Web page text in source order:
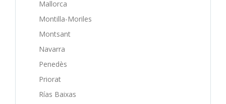
Mallorca
Montilla-Moriles
Montsant
Navarra
Penedès
Priorat
Rías Baixas